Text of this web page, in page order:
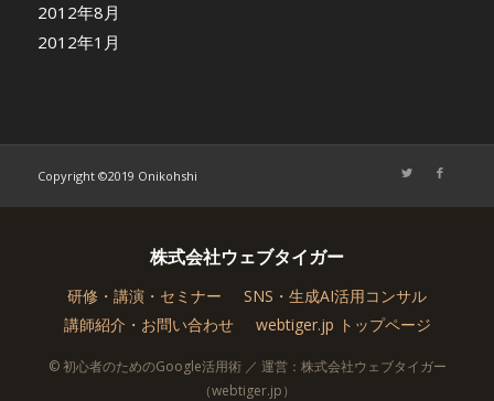
2012年8月
2012年1月
Copyright ©2019 Onikohshi
株式会社ウェブタイガー
研修・講演・セミナー
SNS・生成AI活用コンサル
講師紹介・お問い合わせ
webtiger.jp トップページ
© 初心者のためのGoogle活用術 ／ 運営：株式会社ウェブタイガー
（webtiger.jp）